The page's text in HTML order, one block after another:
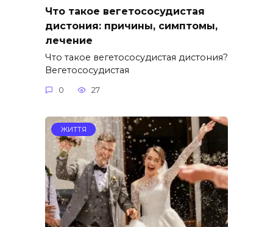
Что такое вегетососудистая
дистония: причины, симптомы,
лечение
Что такое вегетососудистая дистония?
Вегетососудистая
0 27
ЖИТТЯ